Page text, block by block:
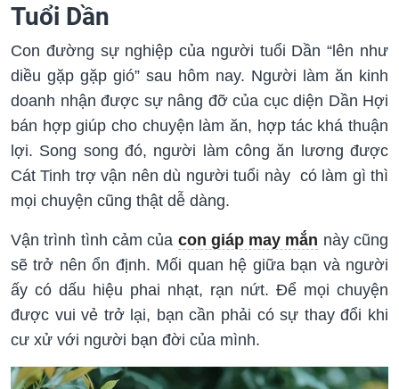
Tuổi Dần
Con đường sự nghiệp của người tuổi Dần “lên như
diều gặp gặp gió” sau hôm nay. Người làm ăn kinh
doanh nhận được sự nâng đỡ của cục diện Dần Hợi
bán hợp giúp cho chuyện làm ăn, hợp tác khá thuận
lợi. Song song đó, người làm công ăn lương được
Cát Tinh trợ vận nên dù người tuổi này có làm gì thì
mọi chuyện cũng thật dễ dàng.
Vận trình tình cảm của con giáp may mắn này cũng
sẽ trở nên ổn định. Mối quan hệ giữa bạn và người
ấy có dấu hiệu phai nhạt, rạn nứt. Để mọi chuyện
được vui vẻ trở lại, bạn cần phải có sự thay đổi khi
cư xử với người bạn đời của mình.